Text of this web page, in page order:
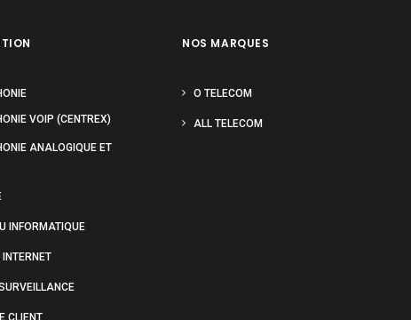
VOIP (CENTREX)
ANALOGIQUE ET
INFORMATIQUE
CLIENT
NOS MARQUES
O TELECOM
ALL TELECOM